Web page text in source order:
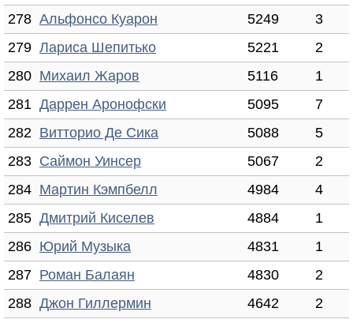
278 Альфонсо Куарон 5249
3
279 Лариса Шепитько 5221
2
280 Михаил Жаров 5116
1
281 Даррен Аронофски 5095
7
282 Витторио Де Сика 5088
5
283 Саймон Уинсер 5067
2
284 Мартин Кэмпбелл 4984
4
285 Дмитрий Киселев 4884
1
286 Юрий Музыка 4831
1
287 Роман Балаян 4830
2
288 Джон Гиллермин 4642
2